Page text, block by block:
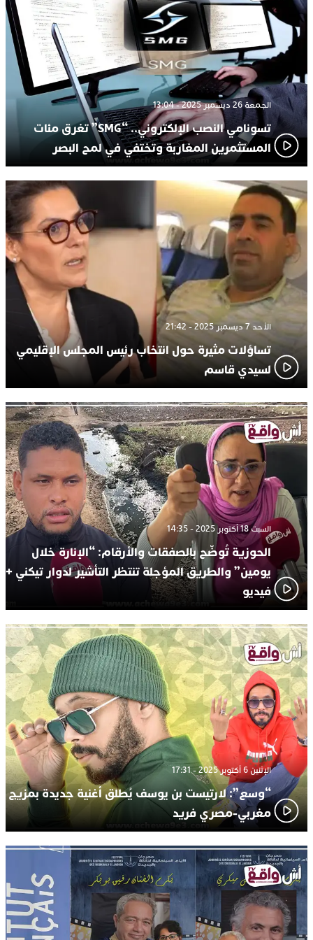
الجمعة 26 ديسمبر 2025 - 13:04
تسونامي النصب الإلكتروني.. “SMG” تغرق مئات
المستثمرين المغاربة وتختفي في لمح البصر
الأحد 7 ديسمبر 2025 - 21:42
تساؤلات مثيرة حول انتخاب رئيس المجلس الإقليمي
لسيدي قاسم
السبت 18 أكتوبر 2025 - 14:35
الحوزية تُوضّح بالصفقات والأرقام: “الإنارة خلال
يومين” والطريق المؤجلة تنتظر التأشير لدوار تيكني +
فيديو
الإثنين 6 أكتوبر 2025 - 17:31
“وسع”: لارتيست بن يوسف يُطلق أغنية جديدة بمزيج
مغربي-مصري فريد